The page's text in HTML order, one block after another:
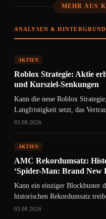
MEHR AUS
ANALYSEN & HINTERGRUND
AKTIEN
Roblox Strategie: Aktie
und Kursziel-Senkungen
Kann die neue Roblox
Langfristigkeit setzt, das
nachdem die Aktie einen…
03.08.2026
AKTIEN
AMC Rekordumsatz:
‘Spider-Man: Brand New
Kann ein einziger Blockbuster
historischen Rekordumsatz
03.08.2026